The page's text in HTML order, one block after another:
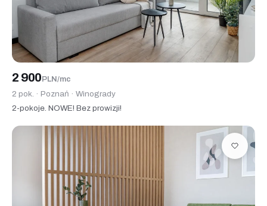
2 900 PLN/mc
2 pok. · Poznań · Winogrady
2-pokoje. NOWE! Bez prowizji!